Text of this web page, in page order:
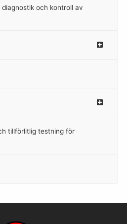
och kontroll av
tillförlitlig testning för